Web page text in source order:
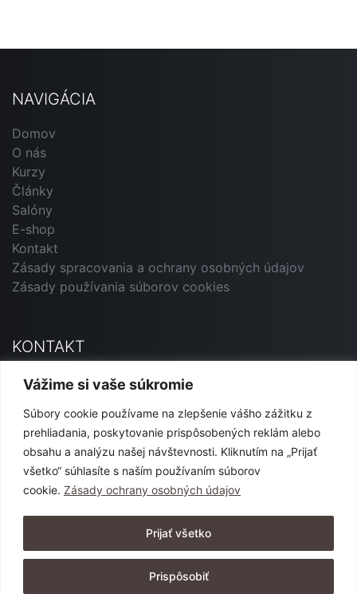
Vážime si vaše súkromie
Súbory cookie používame na zlepšenie vášho zážitku z
prehliadania, poskytovanie prispôsobených reklám alebo
obsahu a analýzu našej návštevnosti. Kliknutím na „Prijať
všetko“ súhlasíte s naším používaním súborov
cookie. Zásady ochrany osobných údajov
Prispôsobiť
Prijať všetko
NAVIGÁCIA
Domov
O nás
Kurzy
Články
Salóny
E-shop
Kontakt
Zásady spracovania a ochrany osobných údajov
Zásady používania súborov cookies
KONTAKT
Primavera Andorrana SK
marketing@primavera-and.sk
0911 540 444 alebo 0904 152 365
SLEDUJTE NÁS